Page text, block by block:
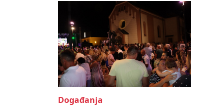
Događanja